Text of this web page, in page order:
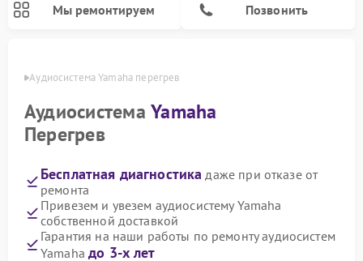
Мы ремонтируем Позвонить
Аудиосистема Yamaha перегрев
АудиосистемаYamaha
Перегрев
Бесплатная диагностика даже при отказе от
ремонта
Привезем и увезем аудиосистему Yamaha
собственной доставкой
Гарантия на наши работы по ремонту аудиосистем
Yamahaдо 3-х лет